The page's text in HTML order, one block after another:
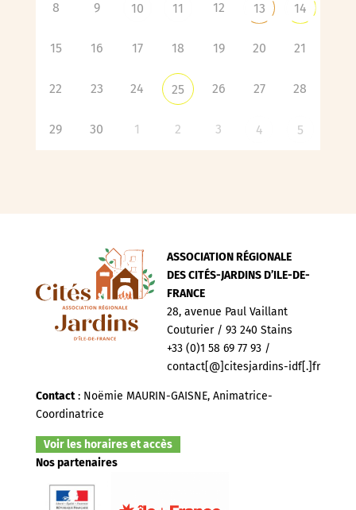
8 9 10 11 12 13 14
15 16 17 18 19 20 21
22 23 24 25 26 27 28
29 30 1 2 3 4 5
ASSOCIATION RÉGIONALE
DES CITÉS-JARDINS D’ILE-DE-
FRANCE
28, avenue Paul Vaillant
Couturier / 93 240 Stains
+33 (0)1 58 69 77 93 /
contact[@]citesjardins-idf[.]fr
Contact: Noëmie MAURIN-GAISNE, Animatrice-
Coordinatrice
Voir les horaires et accès
Nos partenaires